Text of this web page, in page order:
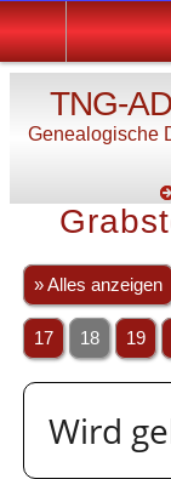
TNG-
Genealogische
» Alles anzeigen
17 18 19
Wird